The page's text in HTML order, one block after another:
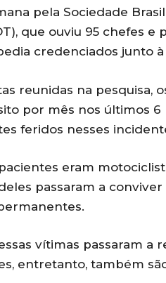
pela Sociedade
que ouviu 95 chefes
credenciados junto
reunidas na pesquisa,
por mês nos últimos 6
feridos nesses
eram
passaram a
vítimas passaram
entretanto, também